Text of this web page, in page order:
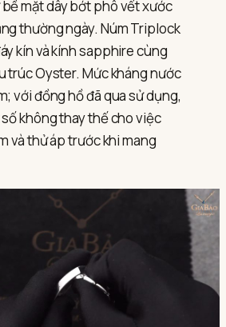
mặt dây bớt phô vết xước
thường ngày. Núm Triplock
kín và kính sapphire cùng
trúc Oyster. Mức kháng nước
với đồng hồ đã qua sử dụng,
không thay thế cho việc
và thử áp trước khi mang